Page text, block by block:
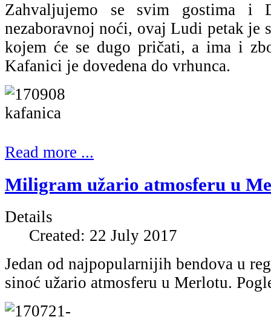
Zahvaljujemo se svim gostima
nezaboravnoj noći, ovaj Ludi petak je
kojem će se dugo pričati, a ima i
Kafanici je dovedena do vrhunca.
Read more ...
Miligram užario atmosferu u
Details
Created: 22 July 2017
Jedan od najpopularnijih bendova u
sinoć užario atmosferu u Merlotu.